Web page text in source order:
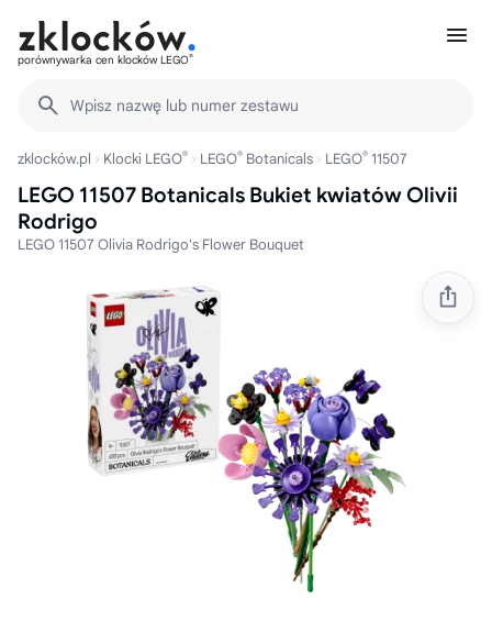
porównywarka cen klocków LEGO®
Wpisz nazwę lub numer zestawu
zklocków.pl Klocki LEGO® LEGO® Botanicals LEGO® 11507
LEGO 11507 Botanicals Bukiet kwiatów Olivii
Rodrigo
LEGO 11507 Olivia Rodrigo's Flower Bouquet